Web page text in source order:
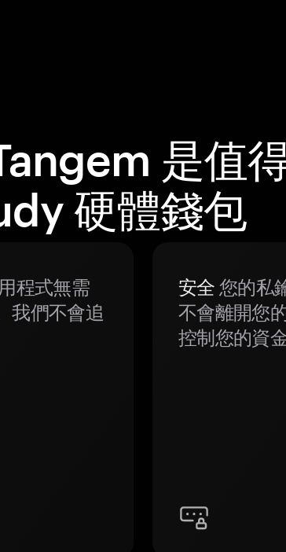
是值
硬體錢包
程式無需
我們不會追
安全 您的私
不會離開您
控制您的資金